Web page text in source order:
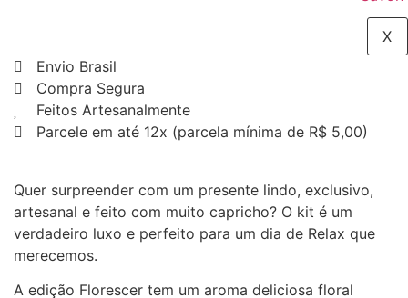
X
Envio Brasil
Compra Segura
Feitos Artesanalmente
Parcele em até 12x (parcela mínima de R$ 5,00)
Quer surpreender com um presente lindo, exclusivo,
artesanal e feito com muito capricho? O kit é um
verdadeiro luxo e perfeito para um dia de Relax que
merecemos.
A edição Florescer tem um aroma deliciosa floral